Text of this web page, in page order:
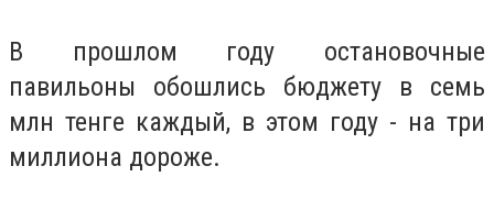
В прошлом году остановочные
павильоны обошлись бюджету в семь
млн тенге каждый, в этом году - на три
миллиона дороже.